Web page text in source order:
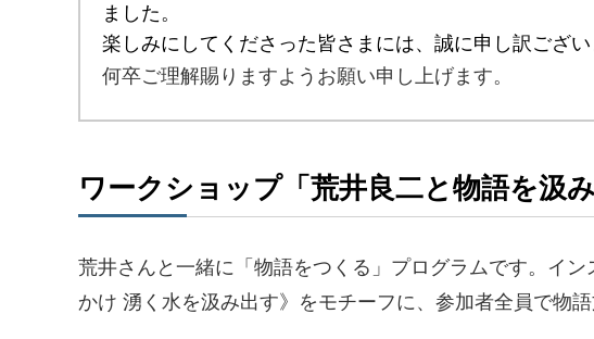
ました。
楽しみにしてくださった皆さまには、誠に申し訳ござい
何卒ご理解賜りますようお願い申し上げます。
ワークショップ「荒井良二と物語を汲み
荒井さんと一緒に「物語をつくる」プログラムです。イ
かけ 湧く水を汲み出す》をモチーフに、参加者全員で物語